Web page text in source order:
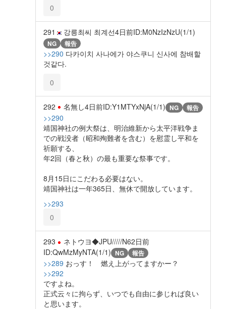
0
291 강릉최씨 최계선4日前ID:M0NzIzNzU(1/1)
NG 報告
>>290 다카이치 사나에가 야스쿠니 신사에 참배할
것같다.
0
292 名無し4日前ID:Y1MTYxNjA(1/1) NG 報告
>>290
靖国神社の例大祭は、明治維新から太平洋戦争ま
での戦没者（昭和殉難者を含む）を慰霊し平和を
祈願する、
年2回（春と秋）の最も重要な祭事です。
8月15日にこだわる必要はない。
靖国神社は一年365日、無休で開放しています。
>>293
0
293 ネトウヨ◆JPU/////N62日前
ID:QwMzMyNTA(1/1) NG 報告
>>289 おっす！ 燃え上がってますかー？
>>292
ですよね。
正式云々に拘らず、いつでも自由に参じれば良い
と思います。